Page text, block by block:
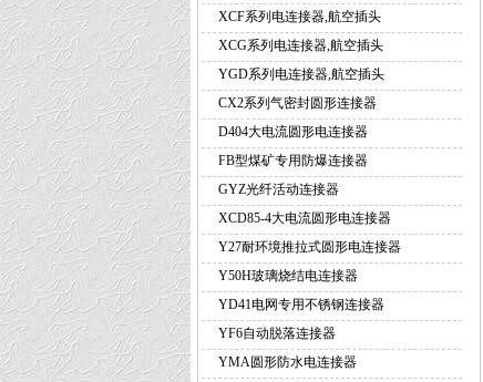
XCF系列电连接器,航空插头
XCG系列电连接器,航空插头
YGD系列电连接器,航空插头
CX2系列气密封圆形连接器
D404大电流圆形电连接器
FB型煤矿专用防爆连接器
GYZ光纤活动连接器
XCD85-4大电流圆形电连接器
Y27耐环境推拉式圆形电连接器
Y50H玻璃烧结电连接器
YD41电网专用不锈钢连接器
YF6自动脱落连接器
YMA圆形防水电连接器